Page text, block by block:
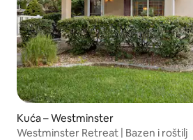
Kuća – Westminster
Westminster Retreat | Bazen i roštilj